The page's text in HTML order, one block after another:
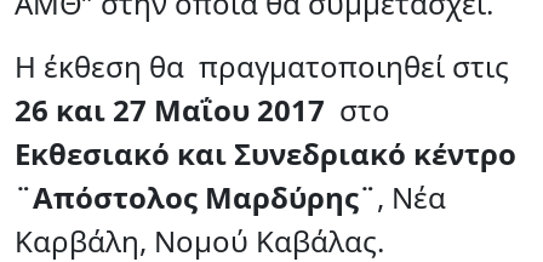
H έκθεση θα πραγματοποιηθεί στις
26 και 27 Μαΐου 2017 στο
Εκθεσιακό και Συνεδριακό κέντρο
¨Απόστολος Μαρδύρης¨, Νέα
Καρβάλη, Νομού Καβάλας.